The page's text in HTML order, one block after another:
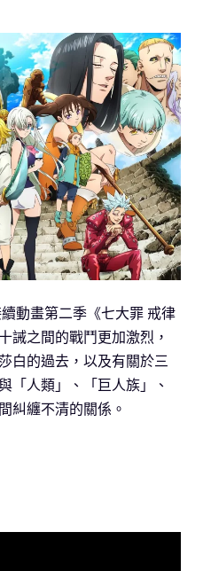
動畫第二季《七大罪 戒律
誡之間的戰鬥更加激烈，
白的過去，以及有關於三
「人類」、「巨人族」、
糾纏不清的關係。